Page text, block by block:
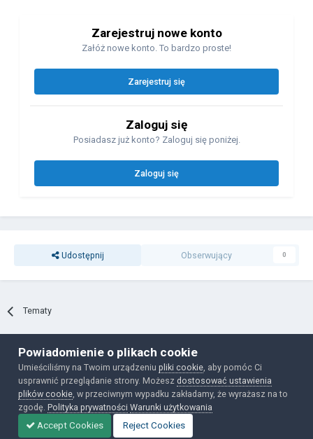
Zarejestruj nowe konto
Załóż nowe konto. To bardzo proste!
Zarejestruj się
Zaloguj się
Posiadasz już konto? Zaloguj się poniżej.
Zaloguj się
Udostępnij Obserwujący 0
Tematy
Polityka prywatności Ciasteczka
Powered by Invision Community
Powiadomienie o plikach cookie
Umieściliśmy na Twoim urządzeniupliki cookie , aby pomóc Ci
usprawnić przeglądanie strony. Możesz dostosować ustawienia
plików cookie , w przeciwnym wypadku zakładamy, że wyrażasz na to
zgodę.Polityka prywatności Warunki użytkowania
Accept Cookies
Reject Cookies